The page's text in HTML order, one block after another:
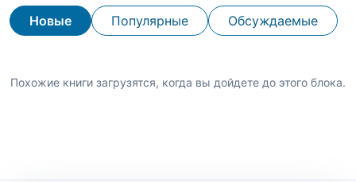
Новые Популярные Обсуждаемые
Похожие книги загрузятся, когда вы дойдете до этого блока.